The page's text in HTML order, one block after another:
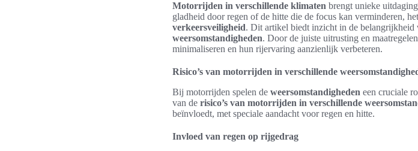
Motorrijden in verschillende klimaten brengt unieke
gladheid door regen of de hitte die de focus kan verminderen,
verkeersveiligheid. Dit artikel biedt inzicht in de belangrijkheid
weersomstandigheden. Door de juiste uitrusting en
minimaliseren en hun rijervaring aanzienlijk verbeteren.
Risico’s van motorrijden in verschillende
Bij motorrijden spelen de weersomstandigheden een cruciale
van de risico’s van motorrijden in verschillende
beïnvloedt, met speciale aandacht voor regen en hitte.
Invloed van regen op rijgedrag